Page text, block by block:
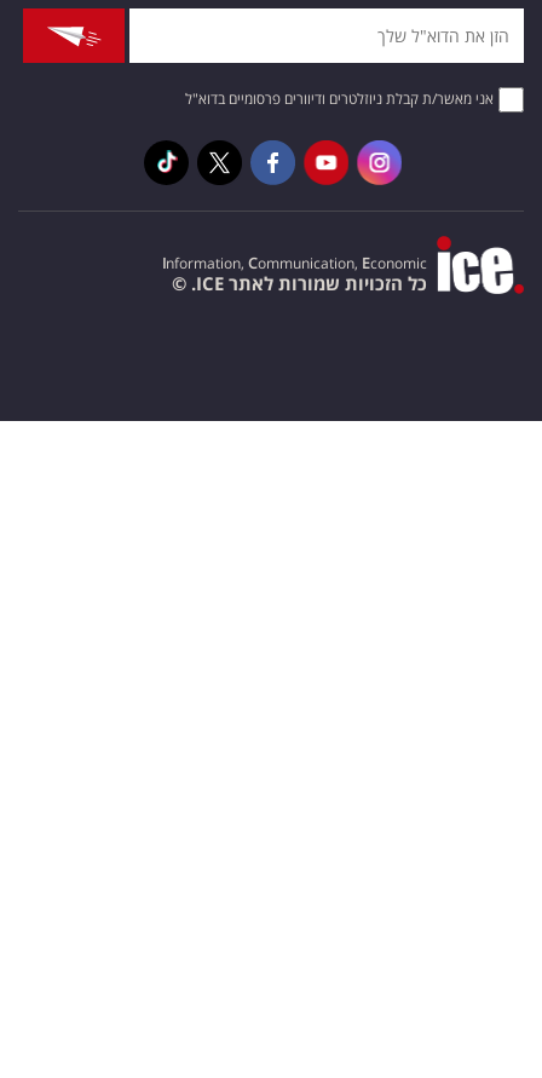
אני מאשר/ת קבלת ניוזלטרים ודיוורים פרסומיים בדוא"ל
Information, Communication, Economic
כל הזכויות שמורות לאתר ICE. ©